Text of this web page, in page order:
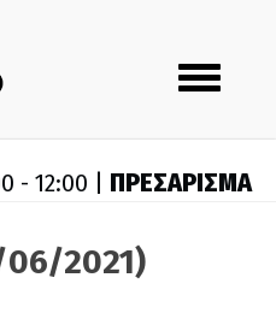
Toggle
navigation
- 12:00 | ΠΡΕΣΑΡΙΣΜΑ
2021)